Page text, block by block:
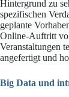
Hintergrund zu
spezifischen
geplante
Online-Auftritt
Veranstaltungen
angefertigt und
Big Data und